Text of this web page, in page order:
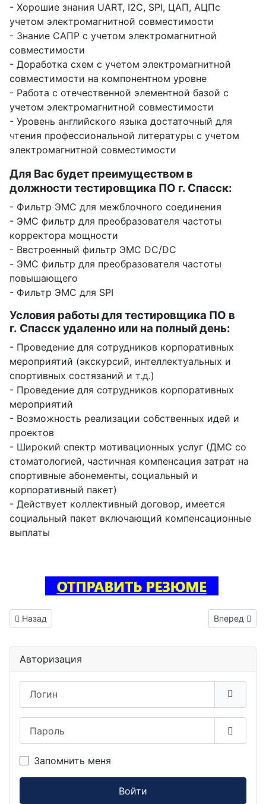
- Хорошие знания UART, I2C, SPI, ЦАП, АЦПс
учетом электромагнитной совместимости
- Знание САПР с учетом электромагнитной
совместимости
- Доработка схем с учетом электромагнитной
совместимости на компонентном уровне
- Работа с отечественной элементной базой с
учетом электромагнитной совместимости
- Уровень английского языка достаточный для
чтения профессиональной литературы с учетом
электромагнитной совместимости
Для Вас будет преимуществом в
должности тестировщика ПО г. Спасск:
- Фильтр ЭМС для межблочного соединения
- ЭМС фильтр для преобразователя частоты
корректора мощности
- Ввстроенный фильтр ЭМС DC/DC
- ЭМС фильтр для преобразователя частоты
повышающего
- Фильтр ЭМС для SPI
Условия работы для тестировщика ПО в
г. Спасск удаленно или на полный день:
- Проведение для сотрудников корпоративных
мероприятий (экскурсий, интеллектуальных и
спортивных состязаний и т.д.)
- Проведение для сотрудников корпоративных
мероприятий
- Возможность реализации собственных идей и
проектов
- Широкий спектр мотивационных услуг (ДМС со
стоматологией, частичная компенсация затрат на
спортивные абонементы, социальный и
корпоративный пакет)
- Действует коллективный договор, имеется
социальный пакет включающий компенсационные
выплаты
Предыдущий: Инженер электроник вакансия Химки
Назад Следующий:
Вперед
Авторизация
Запомнить меня
Войти